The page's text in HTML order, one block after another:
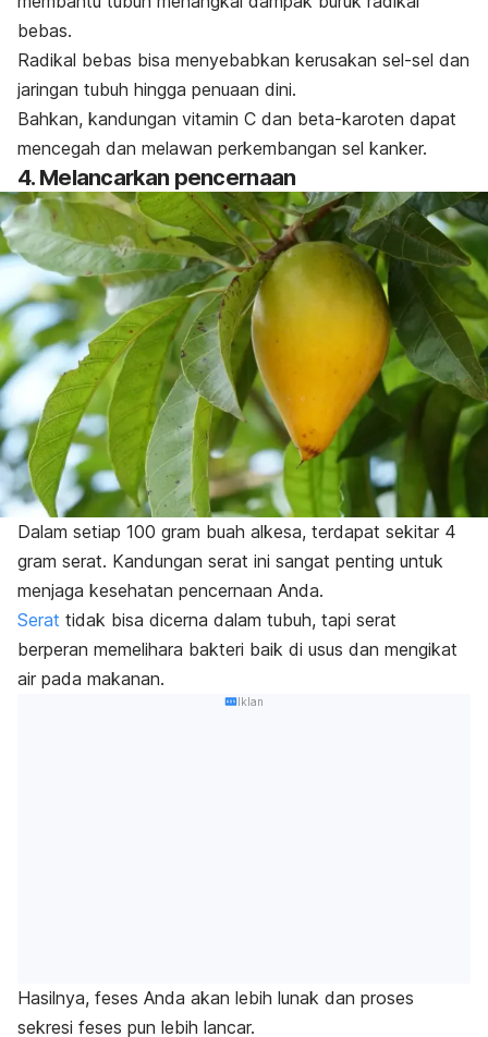
bebas.
Radikal bebas bisa menyebabkan kerusakan sel-sel dan
jaringan tubuh hingga penuaan dini.
Bahkan, kandungan vitamin C dan beta-karoten dapat
mencegah dan melawan perkembangan sel kanker.
4. Melancarkan pencernaan
Dalam setiap 100 gram buah alkesa, terdapat sekitar 4
gram serat. Kandungan serat ini sangat penting untuk
menjaga kesehatan pencernaan Anda.
Serat tidak bisa dicerna dalam tubuh, tapi serat
berperan memelihara bakteri baik di usus dan mengikat
air pada makanan.
Iklan
Hasilnya, feses Anda akan lebih lunak dan proses
sekresi feses pun lebih lancar.